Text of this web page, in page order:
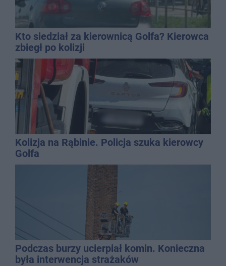
Kto siedział za kierownicą Golfa? Kierowca
zbiegł po kolizji
Kolizja na Rąbinie. Policja szuka kierowcy
Golfa
Podczas burzy ucierpiał komin. Konieczna
była interwencja strażaków